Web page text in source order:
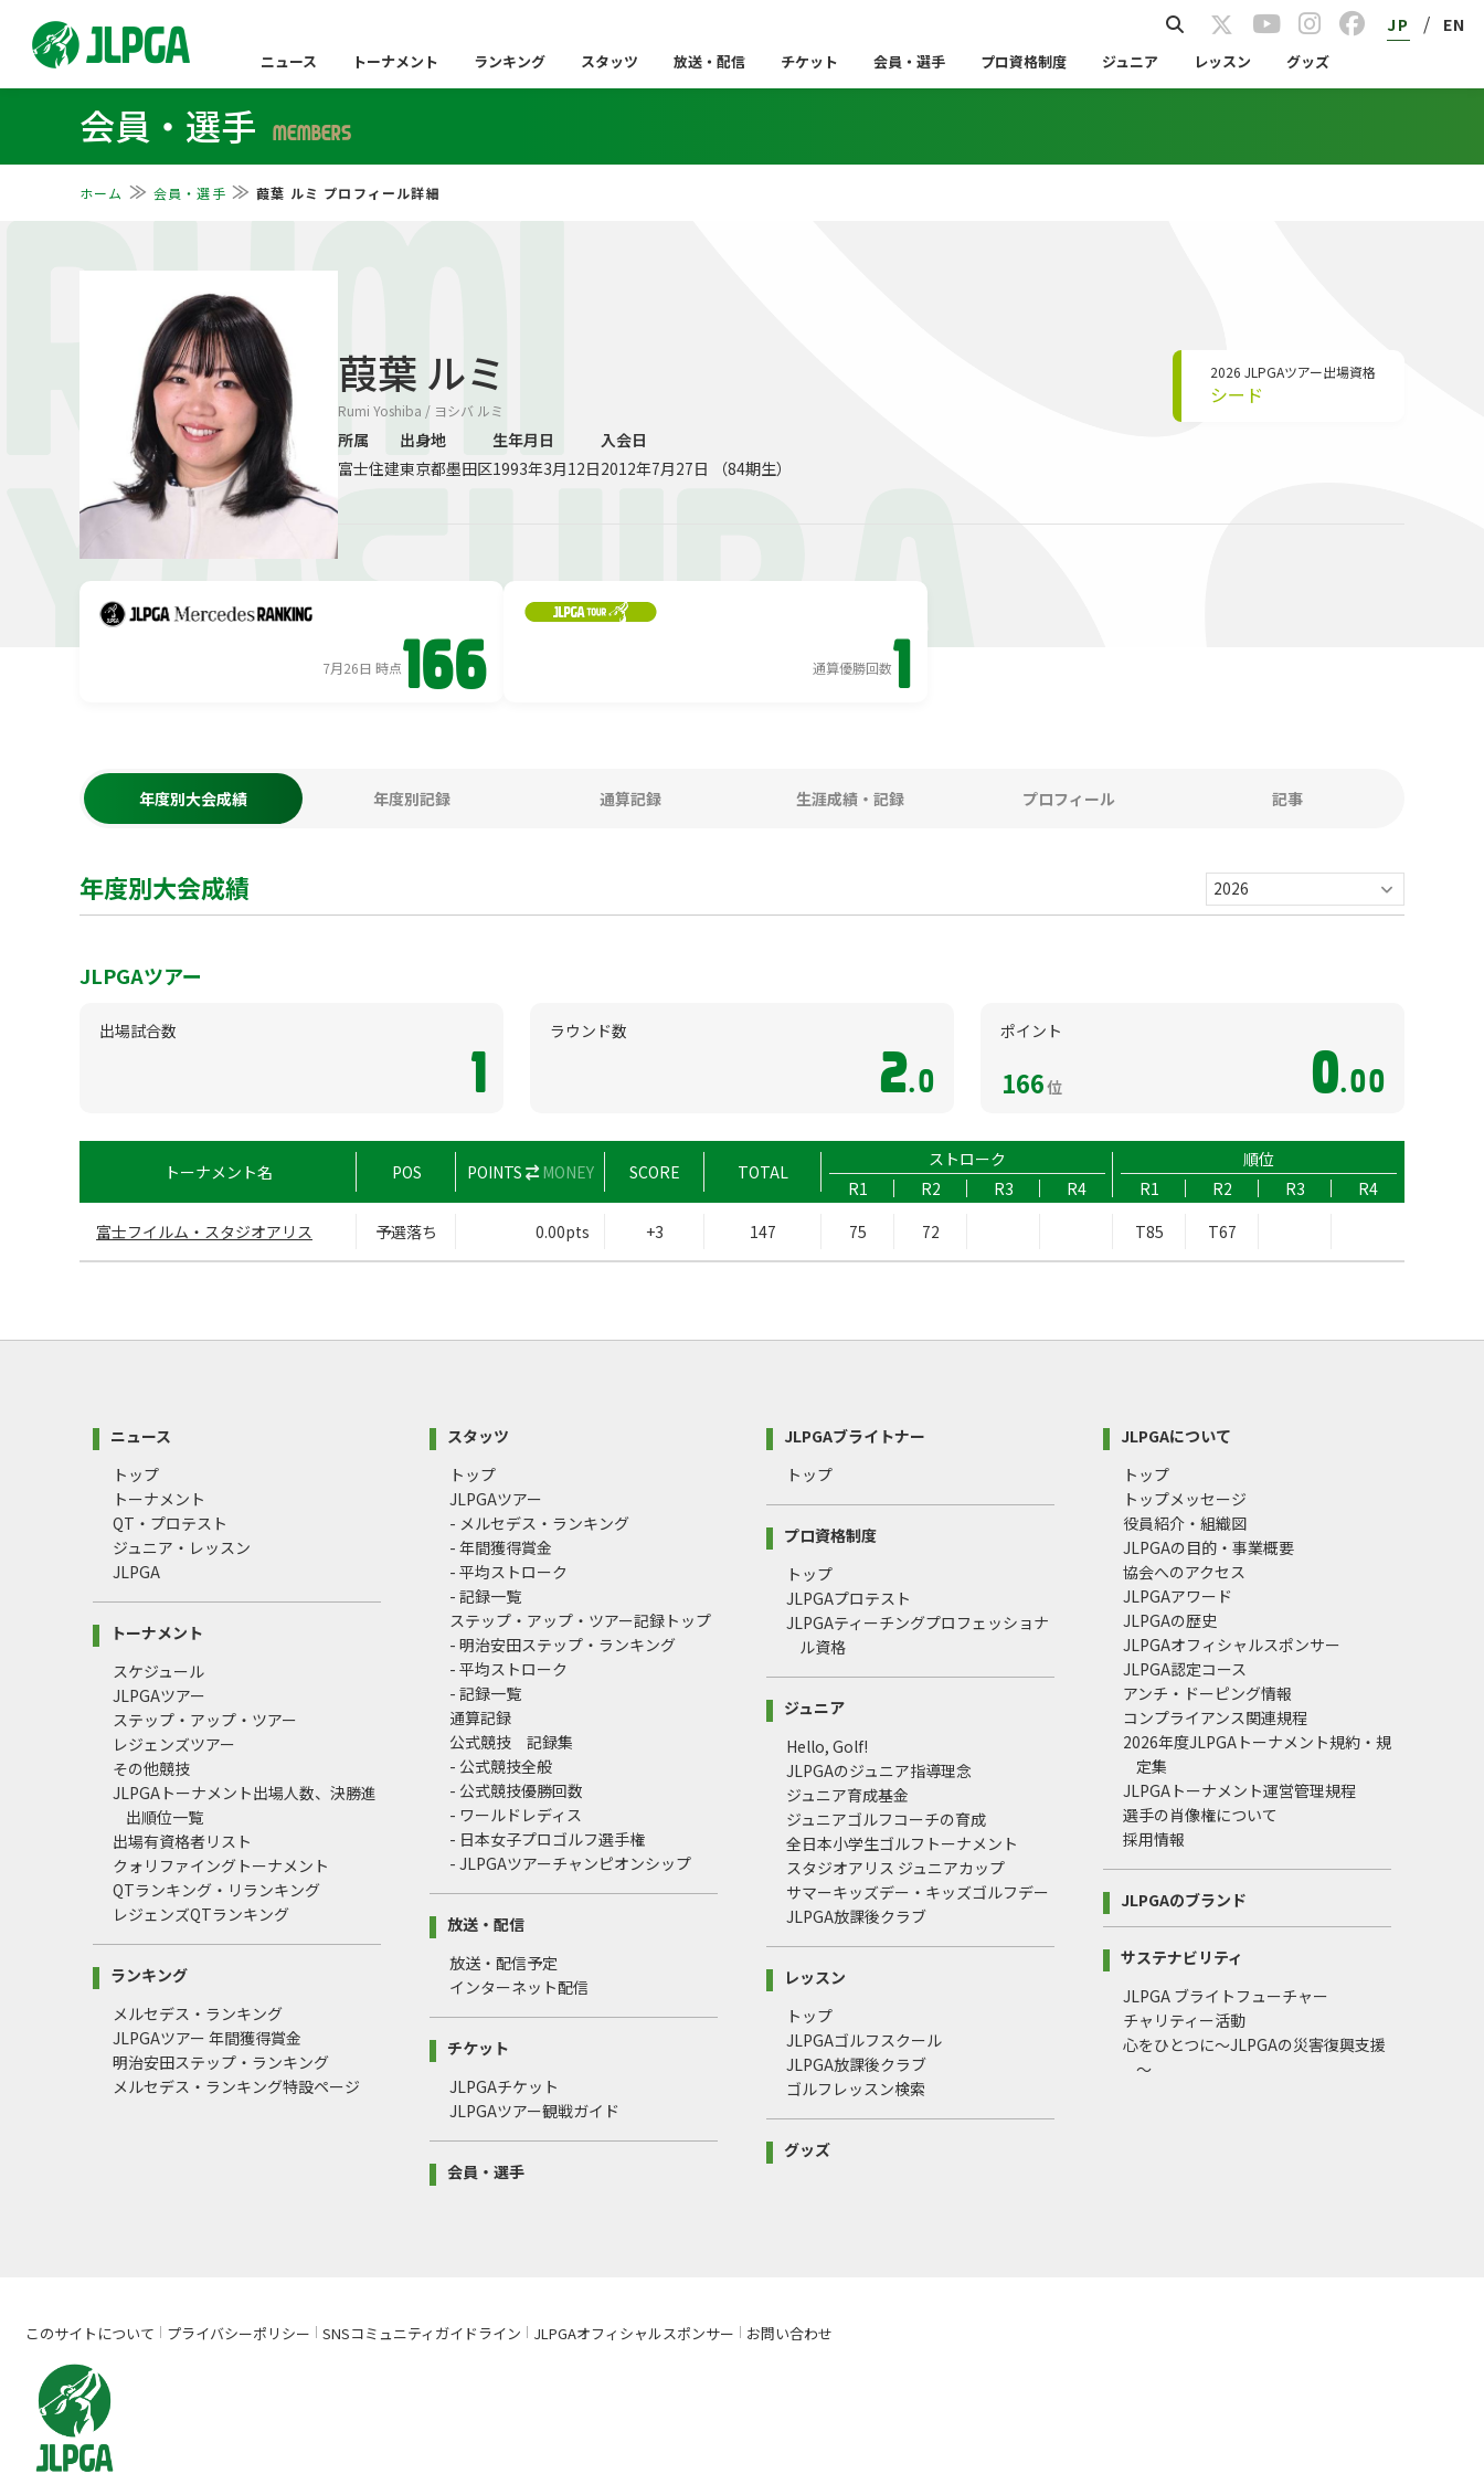
JP / EN
ニュース トーナメント ランキング スタッツ 放送・配信 チケット 会員・選手 プロ資格制度 ジュニア レッスン グッズ
会員・選手 MEMBERS
ホーム 会員・選手 葭葉 ルミ プロフィール詳細
RUMI
YOSHIBA
葭葉 ルミ
Rumi Yoshiba / ヨシバ ルミ
2026 JLPGAツアー出場資格
シード
所属
富士住建
出身地
東京都墨田区
生年月日
1993年3月12日
入会日
2012年7月27日 （84期生）
7月26日 時点166 通算優勝回数1
年度別大会成績 年度別記録 通算記録 生涯成績・記録 プロフィール 記事
年度別大会成績
JLPGAツアー
出場試合数
1
ラウンド数
2.0
ポイント
0.00
166位
トーナメント名 POS POINTS MONEY SCORE TOTAL
ストローク
順位
R1
R2 R3 R4 R1 R2 R3
R4
富士フイルム・スタジオアリス
予選落ち 0.00pts +3 147 75 72 T85 T67
ニュース
トップ
トーナメント
QT・プロテスト
ジュニア・レッスン
JLPGA
トーナメント
スケジュール
JLPGAツアー
ステップ・アップ・ツアー
レジェンズツアー
その他競技
JLPGAトーナメント出場人数、決勝進
出順位一覧
出場有資格者リスト
クォリファイングトーナメント
QTランキング・リランキング
レジェンズQTランキング
ランキング
メルセデス・ランキング
JLPGAツアー 年間獲得賞金
明治安田ステップ・ランキング
メルセデス・ランキング特設ページ
スタッツ
トップ
JLPGAツアー
- メルセデス・ランキング
- 年間獲得賞金
- 平均ストローク
- 記録一覧
ステップ・アップ・ツアー記録トップ
- 明治安田ステップ・ランキング
- 平均ストローク
- 記録一覧
通算記録
公式競技 記録集
- 公式競技全般
- 公式競技優勝回数
- ワールドレディス
- 日本女子プロゴルフ選手権
- JLPGAツアーチャンピオンシップ
放送・配信
放送・配信予定
インターネット配信
チケット
JLPGAチケット
JLPGAツアー観戦ガイド
会員・選手
JLPGAブライトナー
トップ
プロ資格制度
トップ
JLPGAプロテスト
JLPGAティーチングプロフェッショナ
ル資格
ジュニア
Hello, Golf!
JLPGAのジュニア指導理念
ジュニア育成基金
ジュニアゴルフコーチの育成
全日本小学生ゴルフトーナメント
スタジオアリス ジュニアカップ
サマーキッズデー・キッズゴルフデー
JLPGA放課後クラブ
レッスン
トップ
JLPGAゴルフスクール
JLPGA放課後クラブ
ゴルフレッスン検索
グッズ
JLPGAについて
トップ
トップメッセージ
役員紹介・組織図
JLPGAの目的・事業概要
協会へのアクセス
JLPGAアワード
JLPGAの歴史
JLPGAオフィシャルスポンサー
JLPGA認定コース
アンチ・ドーピング情報
コンプライアンス関連規程
2026年度JLPGAトーナメント規約・規
定集
JLPGAトーナメント運営管理規程
選手の肖像権について
採用情報
JLPGAのブランド
サステナビリティ
JLPGA ブライトフューチャー
チャリティー活動
心をひとつに～JLPGAの災害復興支援
～
このサイトについて プライバシーポリシー SNSコミュニティガイドライン JLPGAオフィシャルスポンサー お問い合わせ